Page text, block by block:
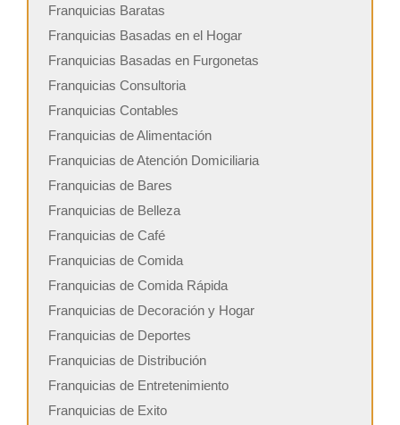
Franquicias Baratas
Franquicias Basadas en el Hogar
Franquicias Basadas en Furgonetas
Franquicias Consultoria
Franquicias Contables
Franquicias de Alimentación
Franquicias de Atención Domiciliaria
Franquicias de Bares
Franquicias de Belleza
Franquicias de Café
Franquicias de Comida
Franquicias de Comida Rápida
Franquicias de Decoración y Hogar
Franquicias de Deportes
Franquicias de Distribución
Franquicias de Entretenimiento
Franquicias de Exito